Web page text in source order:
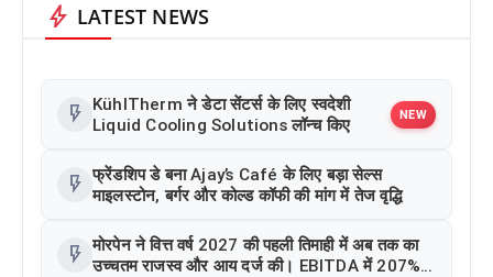
bolt LATEST NEWS
flash_on KühlTherm ने डेटा सेंटर्स के लिए स्वदेशी
Liquid Cooling Solutions लॉन्च किए
NEW
flash_on फ्रेंडशिप डे बना Ajay’s Café के लिए बड़ा सेल्स
माइलस्टोन, बर्गर और कोल्ड कॉफी की मांग में तेज वृद्धि
flash_on मोरपेन ने वित्त वर्ष 2027 की पहली तिमाही में अब तक का
उच्चतम राजस्व और आय दर्ज की। EBITDA में 207%